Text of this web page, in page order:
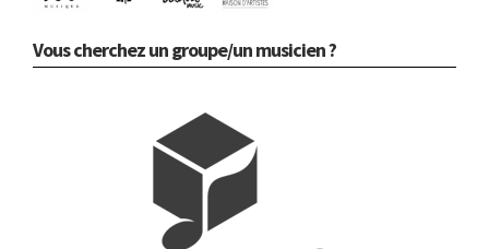
Vous cherchez un groupe/un musicien ?